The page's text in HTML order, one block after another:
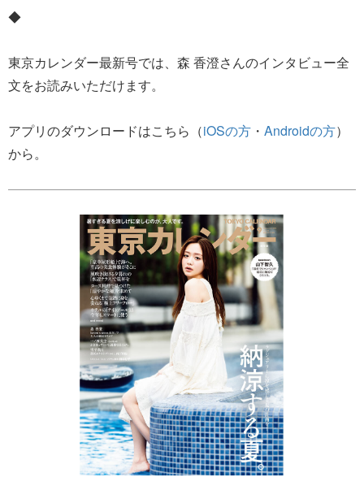
◆
東京カレンダー最新号では、森 香澄さんのインタビュー全
文をお読みいただけます。
アプリのダウンロードはこちら（iOSの方 ・ Androidの方）
から。